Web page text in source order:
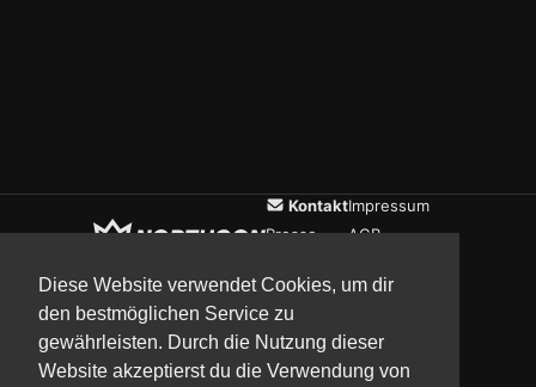
Diese Website verwendet Cookies, um dir
den bestmöglichen Service zu
gewährleisten. Durch die Nutzung dieser
Website akzeptierst du die Verwendung von
Kontakt
Presse
Impressum
AGB
UpdatesCommunityMedia